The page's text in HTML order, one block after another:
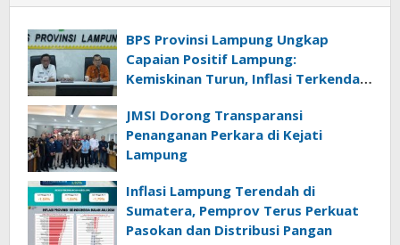
BPS Provinsi Lampung Ungkap
Capaian Positif Lampung:
Kemiskinan Turun, Inflasi Terkendali,
JMSI Dorong Transparansi
Penanganan Perkara di Kejati
Lampung
Inflasi Lampung Terendah di
Sumatera, Pemprov Terus Perkuat
Pasokan dan Distribusi Pangan